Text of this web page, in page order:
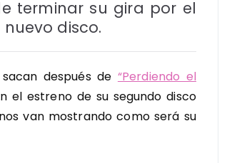
terminar su gira por el
disco.
después de “Perdiendo el
el estreno de su segundo disco
van mostrando como será su